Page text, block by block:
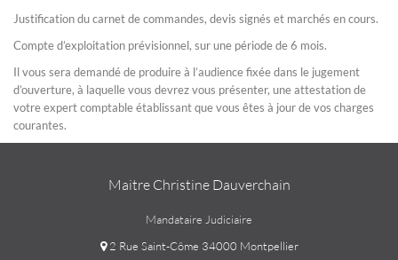
Justification du carnet de commandes, devis signés et marchés en cours.
Compte d’exploitation prévisionnel, sur une période de 6 mois.
Il vous sera demandé de produire à l’audience fixée dans le jugement
d’ouverture, à laquelle vous devrez vous présenter, une attestation de
votre expert comptable établissant que vous êtes à jour de vos charges
courantes.
Maitre Christine Dauverchain
Mandataire Judiciaire
2 Rue Saint-Côme 34000 Montpellier